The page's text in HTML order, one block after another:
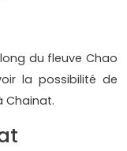
du fleuve Chao
la possibilité de
Chainat.